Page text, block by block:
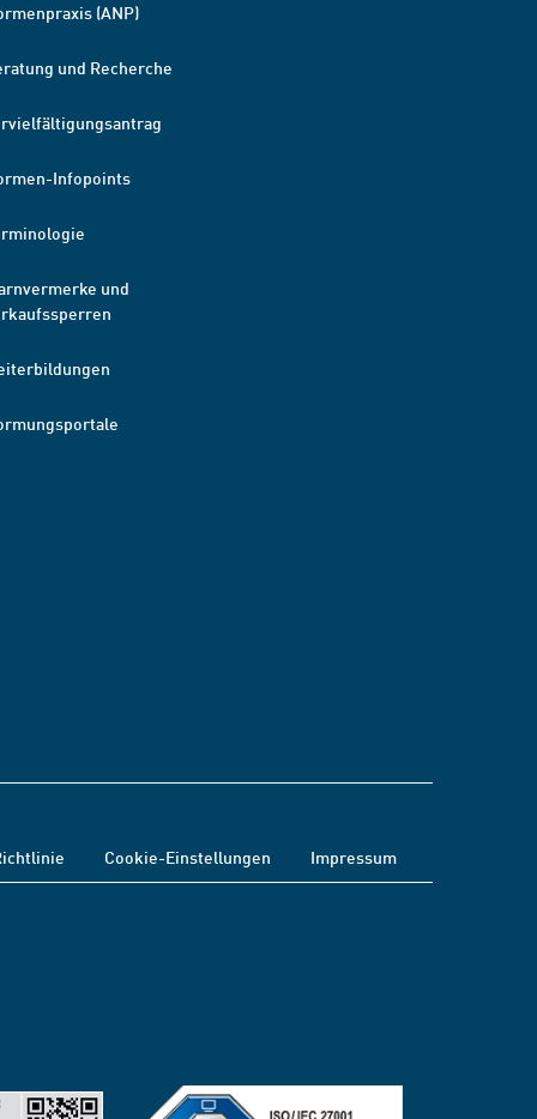
(ANP)
und Recherche
Infopoints
und
Cookie-Einstellungen Impressum